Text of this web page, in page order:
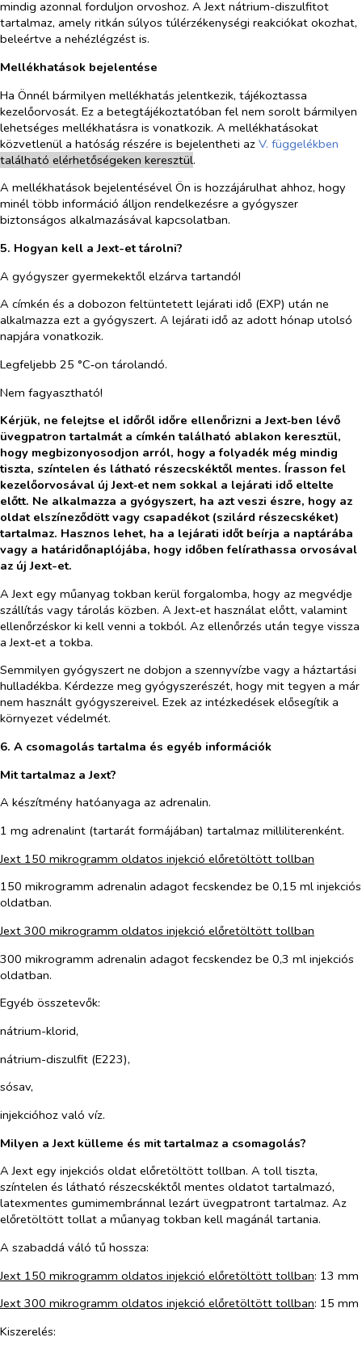
mindig azonnal forduljon orvoshoz. A Jext nátrium-diszulfitot
tartalmaz, amely ritkán súlyos túlérzékenységi reakciókat okozhat,
beleértve a nehézlégzést is.
Mellékhatások bejelentése
Ha Önnél bármilyen mellékhatás jelentkezik, tájékoztassa
kezelőorvosát. Ez a betegtájékoztatóban fel nem sorolt bármilyen
lehetséges mellékhatásra is vonatkozik. A mellékhatásokat
közvetlenül a hatóság részére is bejelentheti az V. függelékben
található elérhetőségeken keresztül.
A mellékhatások bejelentésével Ön is hozzájárulhat ahhoz, hogy
minél több információ álljon rendelkezésre a gyógyszer
biztonságos alkalmazásával kapcsolatban.
5. Hogyan kell a Jext-et tárolni?
A gyógyszer gyermekektől elzárva tartandó!
A címkén és a dobozon feltüntetett lejárati idő (EXP) után ne
alkalmazza ezt a gyógyszert. A lejárati idő az adott hónap utolsó
napjára vonatkozik.
Legfeljebb 25 °C‑on tárolandó.
Nem fagyasztható!
Kérjük, ne felejtse el időről időre ellenőrizni a Jext‑ben lévő
üvegpatron tartalmát a címkén található ablakon keresztül,
hogy megbizonyosodjon arról, hogy a folyadék még mindig
tiszta, színtelen és látható részecskéktől mentes. Írasson fel
kezelőorvosával új Jext‑et nem sokkal a lejárati idő eltelte
előtt. Ne alkalmazza a gyógyszert, ha azt veszi észre, hogy az
oldat elszíneződött vagy csapadékot (szilárd részecskéket)
tartalmaz. Hasznos lehet, ha a lejárati időt beírja a naptárába
vagy a határidőnaplójába, hogy időben felírathassa orvosával
az új Jext-et.
A Jext egy műanyag tokban kerül forgalomba, hogy az megvédje
szállítás vagy tárolás közben. A Jext‑et használat előtt, valamint
ellenőrzéskor ki kell venni a tokból. Az ellenőrzés után tegye vissza
a Jext‑et a tokba.
Semmilyen gyógyszert ne dobjon a szennyvízbe vagy a háztartási
hulladékba. Kérdezze meg gyógyszerészét, hogy mit tegyen a már
nem használt gyógyszereivel. Ezek az intézkedések elősegítik a
környezet védelmét.
6. A csomagolás tartalma és egyéb információk
Mit tartalmaz a Jext?
A készítmény hatóanyaga az adrenalin.
1 mg adrenalint (tartarát formájában) tartalmaz milliliterenként.
Jext 150 mikrogramm oldatos injekció előretöltött tollban
150 mikrogramm adrenalin adagot fecskendez be 0,15 ml injekciós
oldatban.
Jext 300 mikrogramm oldatos injekció előretöltött tollban
300 mikrogramm adrenalin adagot fecskendez be 0,3 ml injekciós
oldatban.
Egyéb összetevők:
nátrium-klorid,
nátrium-diszulfit (E223),
sósav,
injekcióhoz való víz.
Milyen a Jext külleme és mit tartalmaz a csomagolás?
A Jext egy injekciós oldat előretöltött tollban. A toll tiszta,
színtelen és látható részecskéktől mentes oldatot tartalmazó,
latexmentes gumimembránnal lezárt üvegpatront tartalmaz. Az
előretöltött tollat a műanyag tokban kell magánál tartania.
A szabaddá váló tű hossza:
Jext 150 mikrogramm oldatos injekció előretöltött tollban: 13 mm
Jext 300 mikrogramm oldatos injekció előretöltött tollban: 15 mm
Kiszerelés: